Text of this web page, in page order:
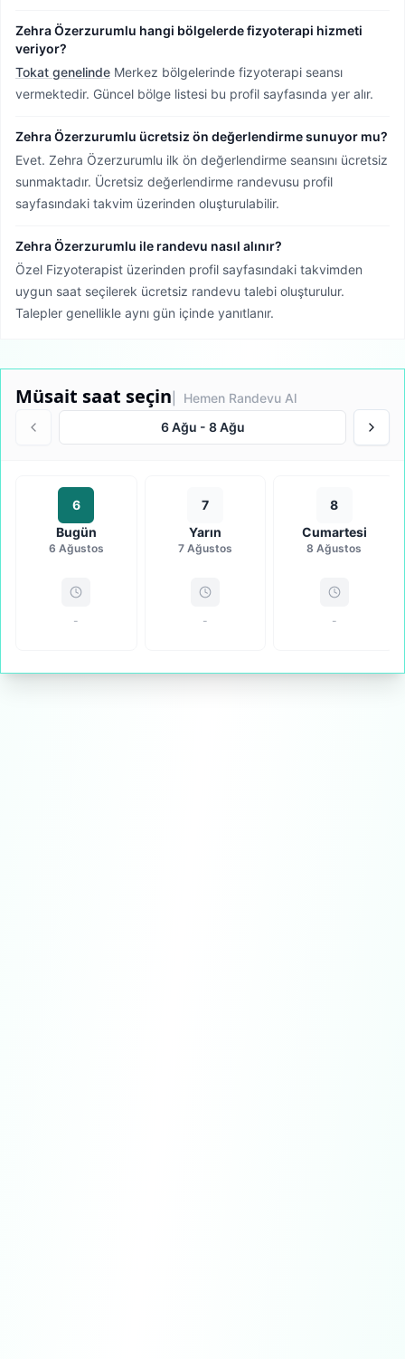
Zehra Özerzurumlu hangi bölgelerde fizyoterapi hizmeti
veriyor?
Tokat genelinde Merkez bölgelerinde fizyoterapi seansı
vermektedir. Güncel bölge listesi bu profil sayfasında yer alır.
Zehra Özerzurumlu ücretsiz ön değerlendirme sunuyor mu?
Evet. Zehra Özerzurumlu ilk ön değerlendirme seansını ücretsiz
sunmaktadır. Ücretsiz değerlendirme randevusu profil
sayfasındaki takvim üzerinden oluşturulabilir.
Zehra Özerzurumlu ile randevu nasıl alınır?
Özel Fizyoterapist üzerinden profil sayfasındaki takvimden
uygun saat seçilerek ücretsiz randevu talebi oluşturulur.
Talepler genellikle aynı gün içinde yanıtlanır.
Müsait saat seçin | Hemen Randevu Al
6 Ağu - 8 Ağu
6
Bugün
6 Ağustos
-
7
Yarın
7 Ağustos
-
8
Cumartesi
8 Ağustos
-